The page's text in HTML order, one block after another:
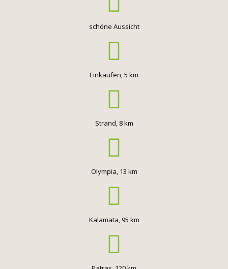
schöne Aussicht
Einkaufen, 5 km
Strand, 8 km
Olympia, 13 km
Kalamata, 95 km